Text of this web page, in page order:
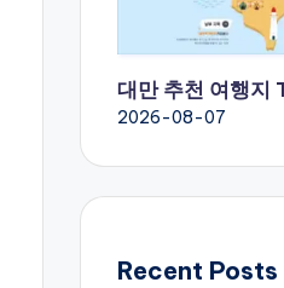
대만 추천 여행지
2026-08-07
Recent Posts